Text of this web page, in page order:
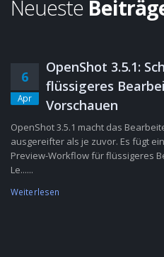
Neueste
6
Apr
OpenShot 3.5.1:
flüssigeres
Vorschauen
OpenShot 3.5.1 macht das
ausgereifter als je zuvor. Es fügt
Preview-Workflow für flüssigeres
Le......
Weiterlesen